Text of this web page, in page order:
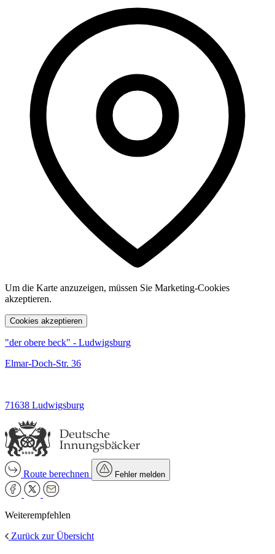
Um die Karte anzuzeigen, müssen Sie Marketing-Cookies
akzeptieren.
Cookies akzeptieren
"der obere beck" - Ludwigsburg
Elmar-Doch-Str. 36
71638 Ludwigsburg
Route berechnen Fehler melden
Weiterempfehlen
Zurück zur Übersicht